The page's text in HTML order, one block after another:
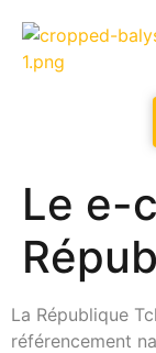
Le e-
La République
référencement